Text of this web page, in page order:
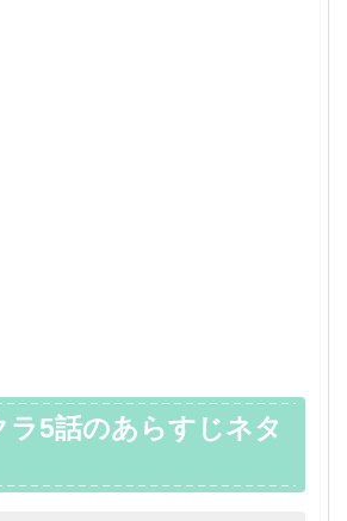
ラ5話のあらすじネタ